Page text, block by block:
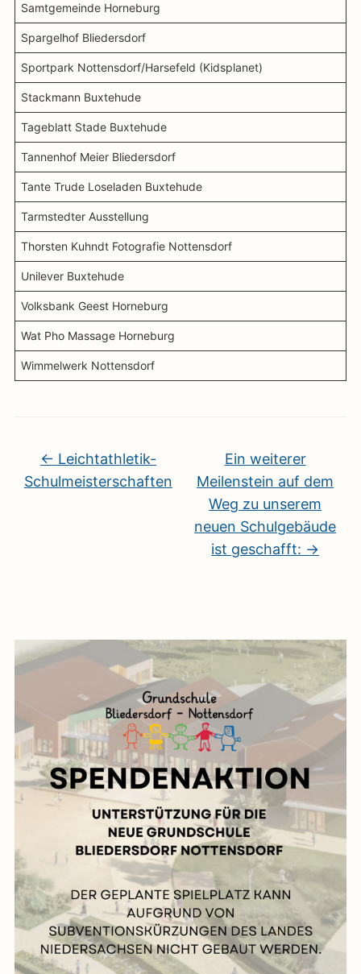
Samtgemeinde Horneburg
Spargelhof Bliedersdorf
Sportpark Nottensdorf/Harsefeld (Kidsplanet)
Stackmann Buxtehude
Tageblatt Stade Buxtehude
Tannenhof Meier Bliedersdorf
Tante Trude Loseladen Buxtehude
Tarmstedter Ausstellung
Thorsten Kuhndt Fotografie Nottensdorf
Unilever Buxtehude
Volksbank Geest Horneburg
Wat Pho Massage Horneburg
Wimmelwerk Nottensdorf
← Leichtathletik-
Schulmeisterschaften
Ein weiterer
Meilenstein auf dem
Weg zu unserem
neuen Schulgebäude
ist geschafft: →